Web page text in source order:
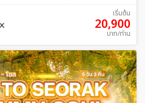
เริ่มต้น
20,900
บาท/ท่าน